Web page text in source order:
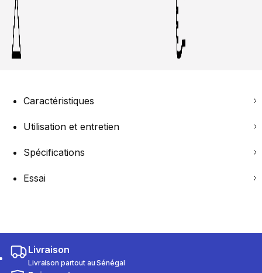
Caractéristiques
Utilisation et entretien
Spécifications
Essai
Livraison
Livraison partout au Sénégal